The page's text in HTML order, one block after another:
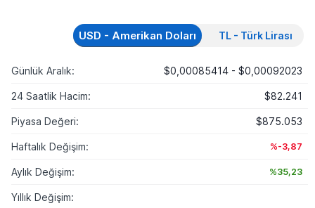
USD - Amerikan Doları TL - Türk Lirası
Günlük Aralık: $0,00085414 - $0,00092023
24 Saatlik Hacim: $82.241
Piyasa Değeri: $875.053
Haftalık Değişim: %-3,87
Aylık Değişim: %35,23
Yıllık Değişim: